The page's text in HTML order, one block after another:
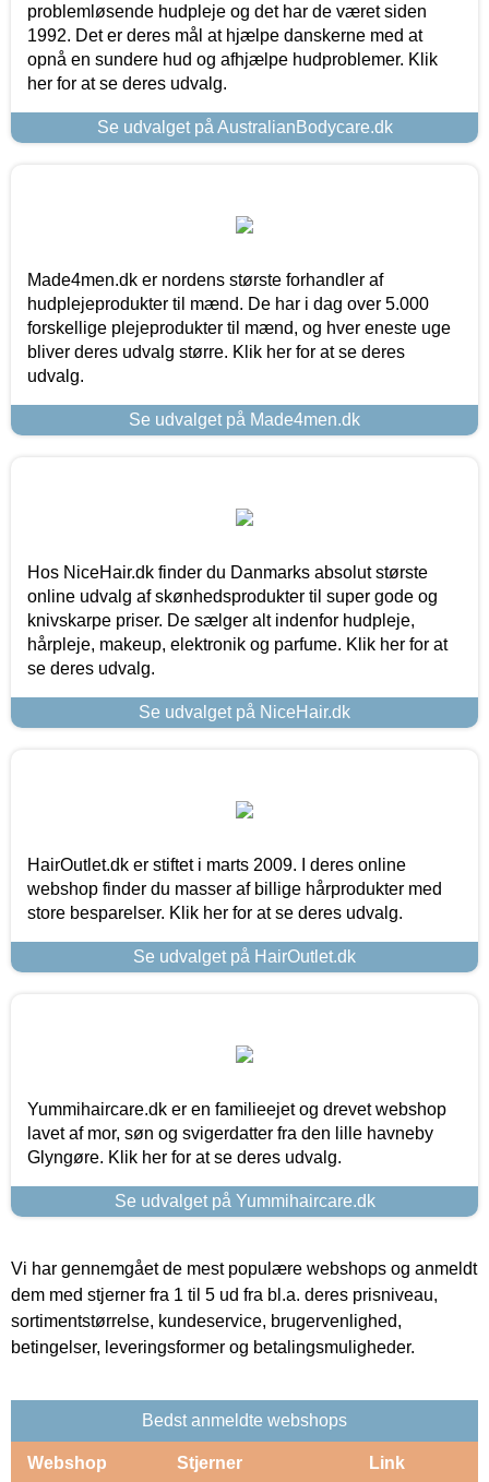
problemløsende hudpleje og det har de været siden
1992. Det er deres mål at hjælpe danskerne med at
opnå en sundere hud og afhjælpe hudproblemer. Klik
her for at se deres udvalg.
Se udvalget på AustralianBodycare.dk
Made4men.dk er nordens største forhandler af
hudplejeprodukter til mænd. De har i dag over 5.000
forskellige plejeprodukter til mænd, og hver eneste uge
bliver deres udvalg større. Klik her for at se deres
udvalg.
Se udvalget på Made4men.dk
Hos NiceHair.dk finder du Danmarks absolut største
online udvalg af skønhedsprodukter til super gode og
knivskarpe priser. De sælger alt indenfor hudpleje,
hårpleje, makeup, elektronik og parfume. Klik her for at
se deres udvalg.
Se udvalget på NiceHair.dk
HairOutlet.dk er stiftet i marts 2009. I deres online
webshop finder du masser af billige hårprodukter med
store besparelser. Klik her for at se deres udvalg.
Se udvalget på HairOutlet.dk
Yummihaircare.dk er en familieejet og drevet webshop
lavet af mor, søn og svigerdatter fra den lille havneby
Glyngøre. Klik her for at se deres udvalg.
Se udvalget på Yummihaircare.dk
Vi har gennemgået de mest populære webshops og anmeldt
dem med stjerner fra 1 til 5 ud fra bl.a. deres prisniveau,
sortimentstørrelse, kundeservice, brugervenlighed,
betingelser, leveringsformer og betalingsmuligheder.
Bedst anmeldte webshops
Webshop Stjerner Link